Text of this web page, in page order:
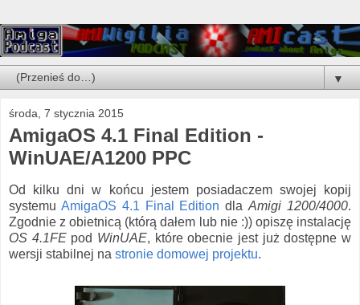
▼
środa, 7 stycznia 2015
AmigaOS 4.1 Final Edition -
WinUAE/A1200 PPC
Od kilku dni w końcu jestem posiadaczem swojej kopij
systemu AmigaOS 4.1 Final Edition dlaAmigi 1200/4000.
Zgodnie z obietnicą (którą dałem lub nie :)) opiszę instalację
OS 4.1FEpod WinUAE, które obecnie jest już dostępne w
wersji stabilnej na stronie domowej projektu.